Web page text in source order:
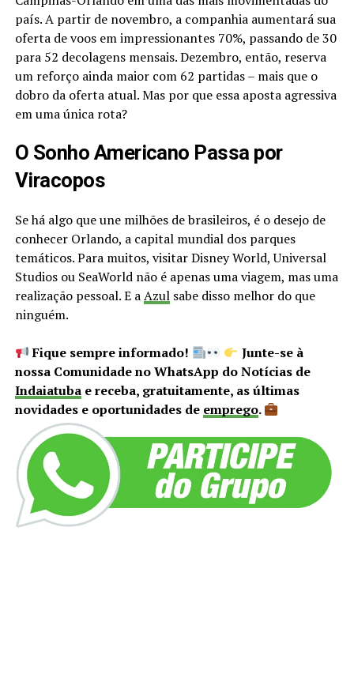
país. A partir de novembro, a companhia aumentará sua
oferta de voos em impressionantes 70%, passando de 30
para 52 decolagens mensais. Dezembro, então, reserva
um reforço ainda maior com 62 partidas – mais que o
dobro da oferta atual. Mas por que essa aposta agressiva
em uma única rota?
O Sonho Americano Passa por
Viracopos
Se há algo que une milhões de brasileiros, é o desejo de
conhecer Orlando, a capital mundial dos parques
temáticos. Para muitos, visitar Disney World, Universal
Studios ou SeaWorld não é apenas uma viagem, mas uma
realização pessoal. E aAzulsabe disso melhor do que
ninguém.
Fique sempre informado!
Junte-se à
nossa Comunidade no WhatsApp do Notícias de
Indaiatubae receba, gratuitamente, as últimas
novidades e oportunidades de emprego.